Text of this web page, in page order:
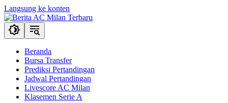
Langsung ke konten
Beranda
Bursa Transfer
Prediksi Pertandingan
Jadwal Pertandingan
Livescore AC Milan
Klasemen Serie A